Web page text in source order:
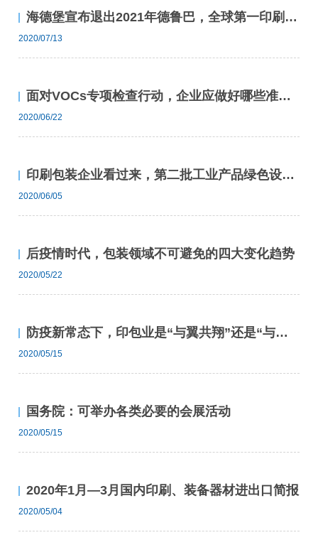
海德堡宣布退出2021年德鲁巴，全球第一印刷大展遭遇挑战
2020/07/13
面对VOCs专项检查行动，企业应做好哪些准备工作？
2020/06/22
印刷包装企业看过来，第二批工业产品绿色设计示范企业开始申报！
2020/06/05
后疫情时代，包装领域不可避免的四大变化趋势
2020/05/22
防疫新常态下，印包业是“与翼共翔”还是“与疫共舞”？
2020/05/15
国务院：可举办各类必要的会展活动
2020/05/15
2020年1月—3月国内印刷、装备器材进出口简报
2020/05/04